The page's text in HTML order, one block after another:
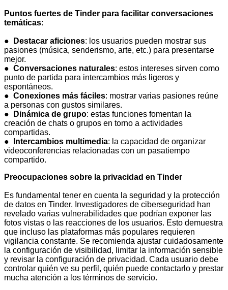
Puntos fuertes de Tinder para facilitar conversaciones
temáticas:
● Destacar aficiones: los usuarios pueden mostrar sus
pasiones (música, senderismo, arte, etc.) para presentarse
mejor.
● Conversaciones naturales: estos intereses sirven como
punto de partida para intercambios más ligeros y
espontáneos.
● Conexiones más fáciles: mostrar varias pasiones reúne
a personas con gustos similares.
●
Dinámica de grupo: estas funciones fomentan la
creación de chats o grupos en torno a actividades
compartidas.
●
Intercambios multimedia: la capacidad de organizar
videoconferencias relacionadas con un pasatiempo
compartido.
Preocupaciones sobre la privacidad en Tinder
Es fundamental tener en cuenta la seguridad y la protección
de datos en Tinder. Investigadores de ciberseguridad han
revelado varias vulnerabilidades que podrían exponer las
fotos vistas o las reacciones de los usuarios. Esto demuestra
que incluso las plataformas más populares requieren
vigilancia constante. Se recomienda ajustar cuidadosamente
la configuración de visibilidad, limitar la información sensible
y revisar la configuración de privacidad. Cada usuario debe
controlar quién ve su perfil, quién puede contactarlo y prestar
mucha atención a los términos de servicio.